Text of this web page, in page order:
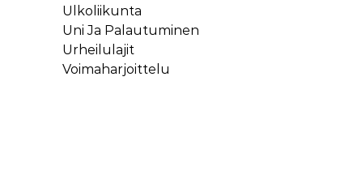
Ulkoliikunta
Uni Ja Palautuminen
Urheilulajit
Voimaharjoittelu